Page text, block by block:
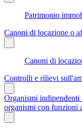
Patrimonio
Canoni di locazione o
Canoni di
Controlli e rilievi
Organismi
organismi con funzioni